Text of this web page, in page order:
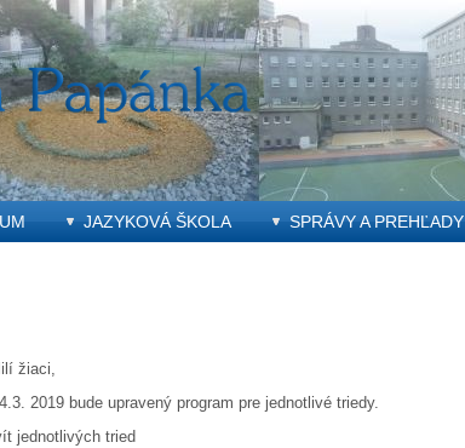
JAZYKOVÁ ŠKOLA SPRÁVY A PREHĽADY
žiaci,
2019 bude upravený program pre jednotlivé triedy.
jednotlivých tried